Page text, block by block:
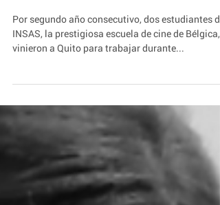
la Mitad del Mundo
Por segundo año consecutivo, dos estudiantes de
INSAS, la prestigiosa escuela de cine de Bélgica,